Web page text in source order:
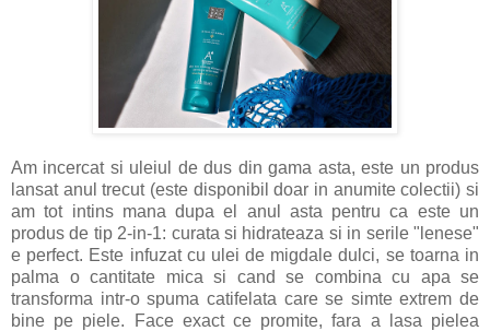
Am incercat si uleiul de dus din gama asta, este un produs
lansat anul trecut (este disponibil doar in anumite colectii) si
am tot intins mana dupa el anul asta pentru ca este un
produs de tip 2-in-1: curata si hidrateaza si in serile "lenese"
e perfect. Este infuzat cu ulei de migdale dulci, se toarna in
palma o cantitate mica si cand se combina cu apa se
transforma intr-o spuma catifelata care se simte extrem de
bine pe piele. Face exact ce promite, fara a lasa pielea